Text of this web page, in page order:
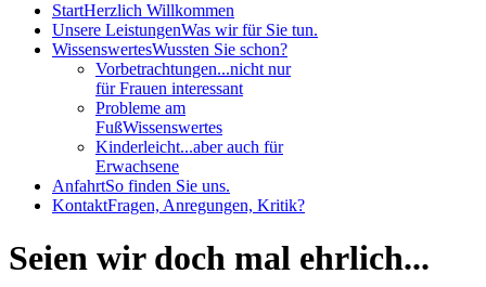
StartHerzlich Willkommen
Unsere LeistungenWas wir für Sie tun.
WissenswertesWussten Sie schon?
Vorbetrachtungen...nicht nur
für Frauen interessant
Probleme am
FußWissenswertes
Kinderleicht...aber auch für
Erwachsene
AnfahrtSo finden Sie uns.
KontaktFragen, Anregungen, Kritik?
Seien wir doch mal ehrlich...